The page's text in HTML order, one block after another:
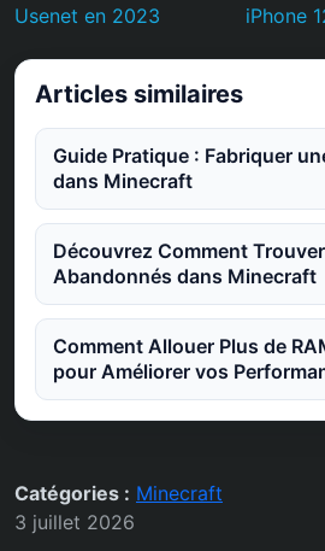
Usenet en 2023
iPhone
Articles similaires
Guide Pratique : Fabriquer
dans Minecraft
Découvrez Comment
Abandonnés dans Minecraft
Comment Allouer Plus de
pour Améliorer vos
Catégories : Minecraft
3 juillet 2026